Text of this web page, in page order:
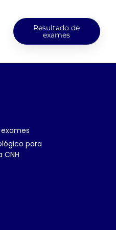
Resultado de
exames
para
CNH